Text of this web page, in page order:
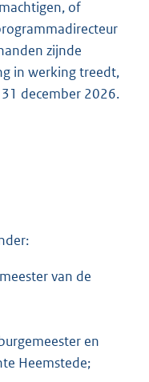
of
zijnde
in werking treedt,
december 2026.
van de
en
Heemstede;